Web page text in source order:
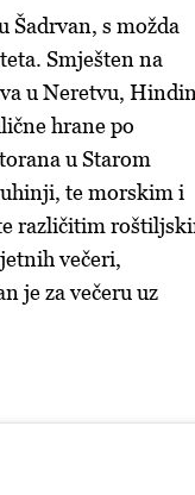
Šadrvan, s možda
Smješten na
u Neretvu,
hrane po
u Starom
te morskim i
različitim
večeri,
je za večeru uz